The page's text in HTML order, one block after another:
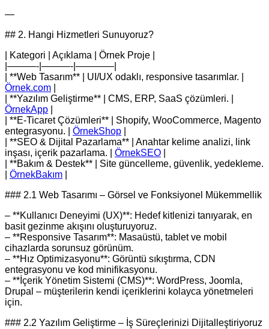
—
## 2. Hangi Hizmetleri Sunuyoruz?
| Kategori | Açıklama | Örnek Proje |
|———-|———-|————|
| **Web Tasarım** | UI/UX odaklı, responsive tasarımlar. |
Örnek.com
| **Yazılım Geliştirme** | CMS, ERP, SaaS çözümleri. |
ÖrnekApp
| **E‑Ticaret Çözümleri** | Shopify, WooCommerce, Magento
entegrasyonu. | ÖrnekShop
| **SEO & Dijital Pazarlama** | Anahtar kelime analizi, link
inşası, içerik pazarlama. | ÖrnekSEO
| **Bakım & Destek** | Site güncelleme, güvenlik, yedekleme.
ÖrnekBakım
### 2.1 Web Tasarımı – Görsel ve Fonksiyonel Mükemmellik
– **Kullanıcı Deneyimi (UX)**: Hedef kitlenizi tanıyarak, en
basit gezinme akışını oluşturuyoruz.
– **Responsive Tasarım**: Masaüstü, tablet ve mobil
cihazlarda sorunsuz görünüm.
– **Hız Optimizasyonu**: Görüntü sıkıştırma, CDN
entegrasyonu ve kod minifikasyonu.
– **İçerik Yönetim Sistemi (CMS)**: WordPress, Joomla,
Drupal – müşterilerin kendi içeriklerini kolayca yönetmeleri
için.
### 2.2 Yazılım Geliştirme – İş Süreçlerinizi Dijitalleştiriyoruz